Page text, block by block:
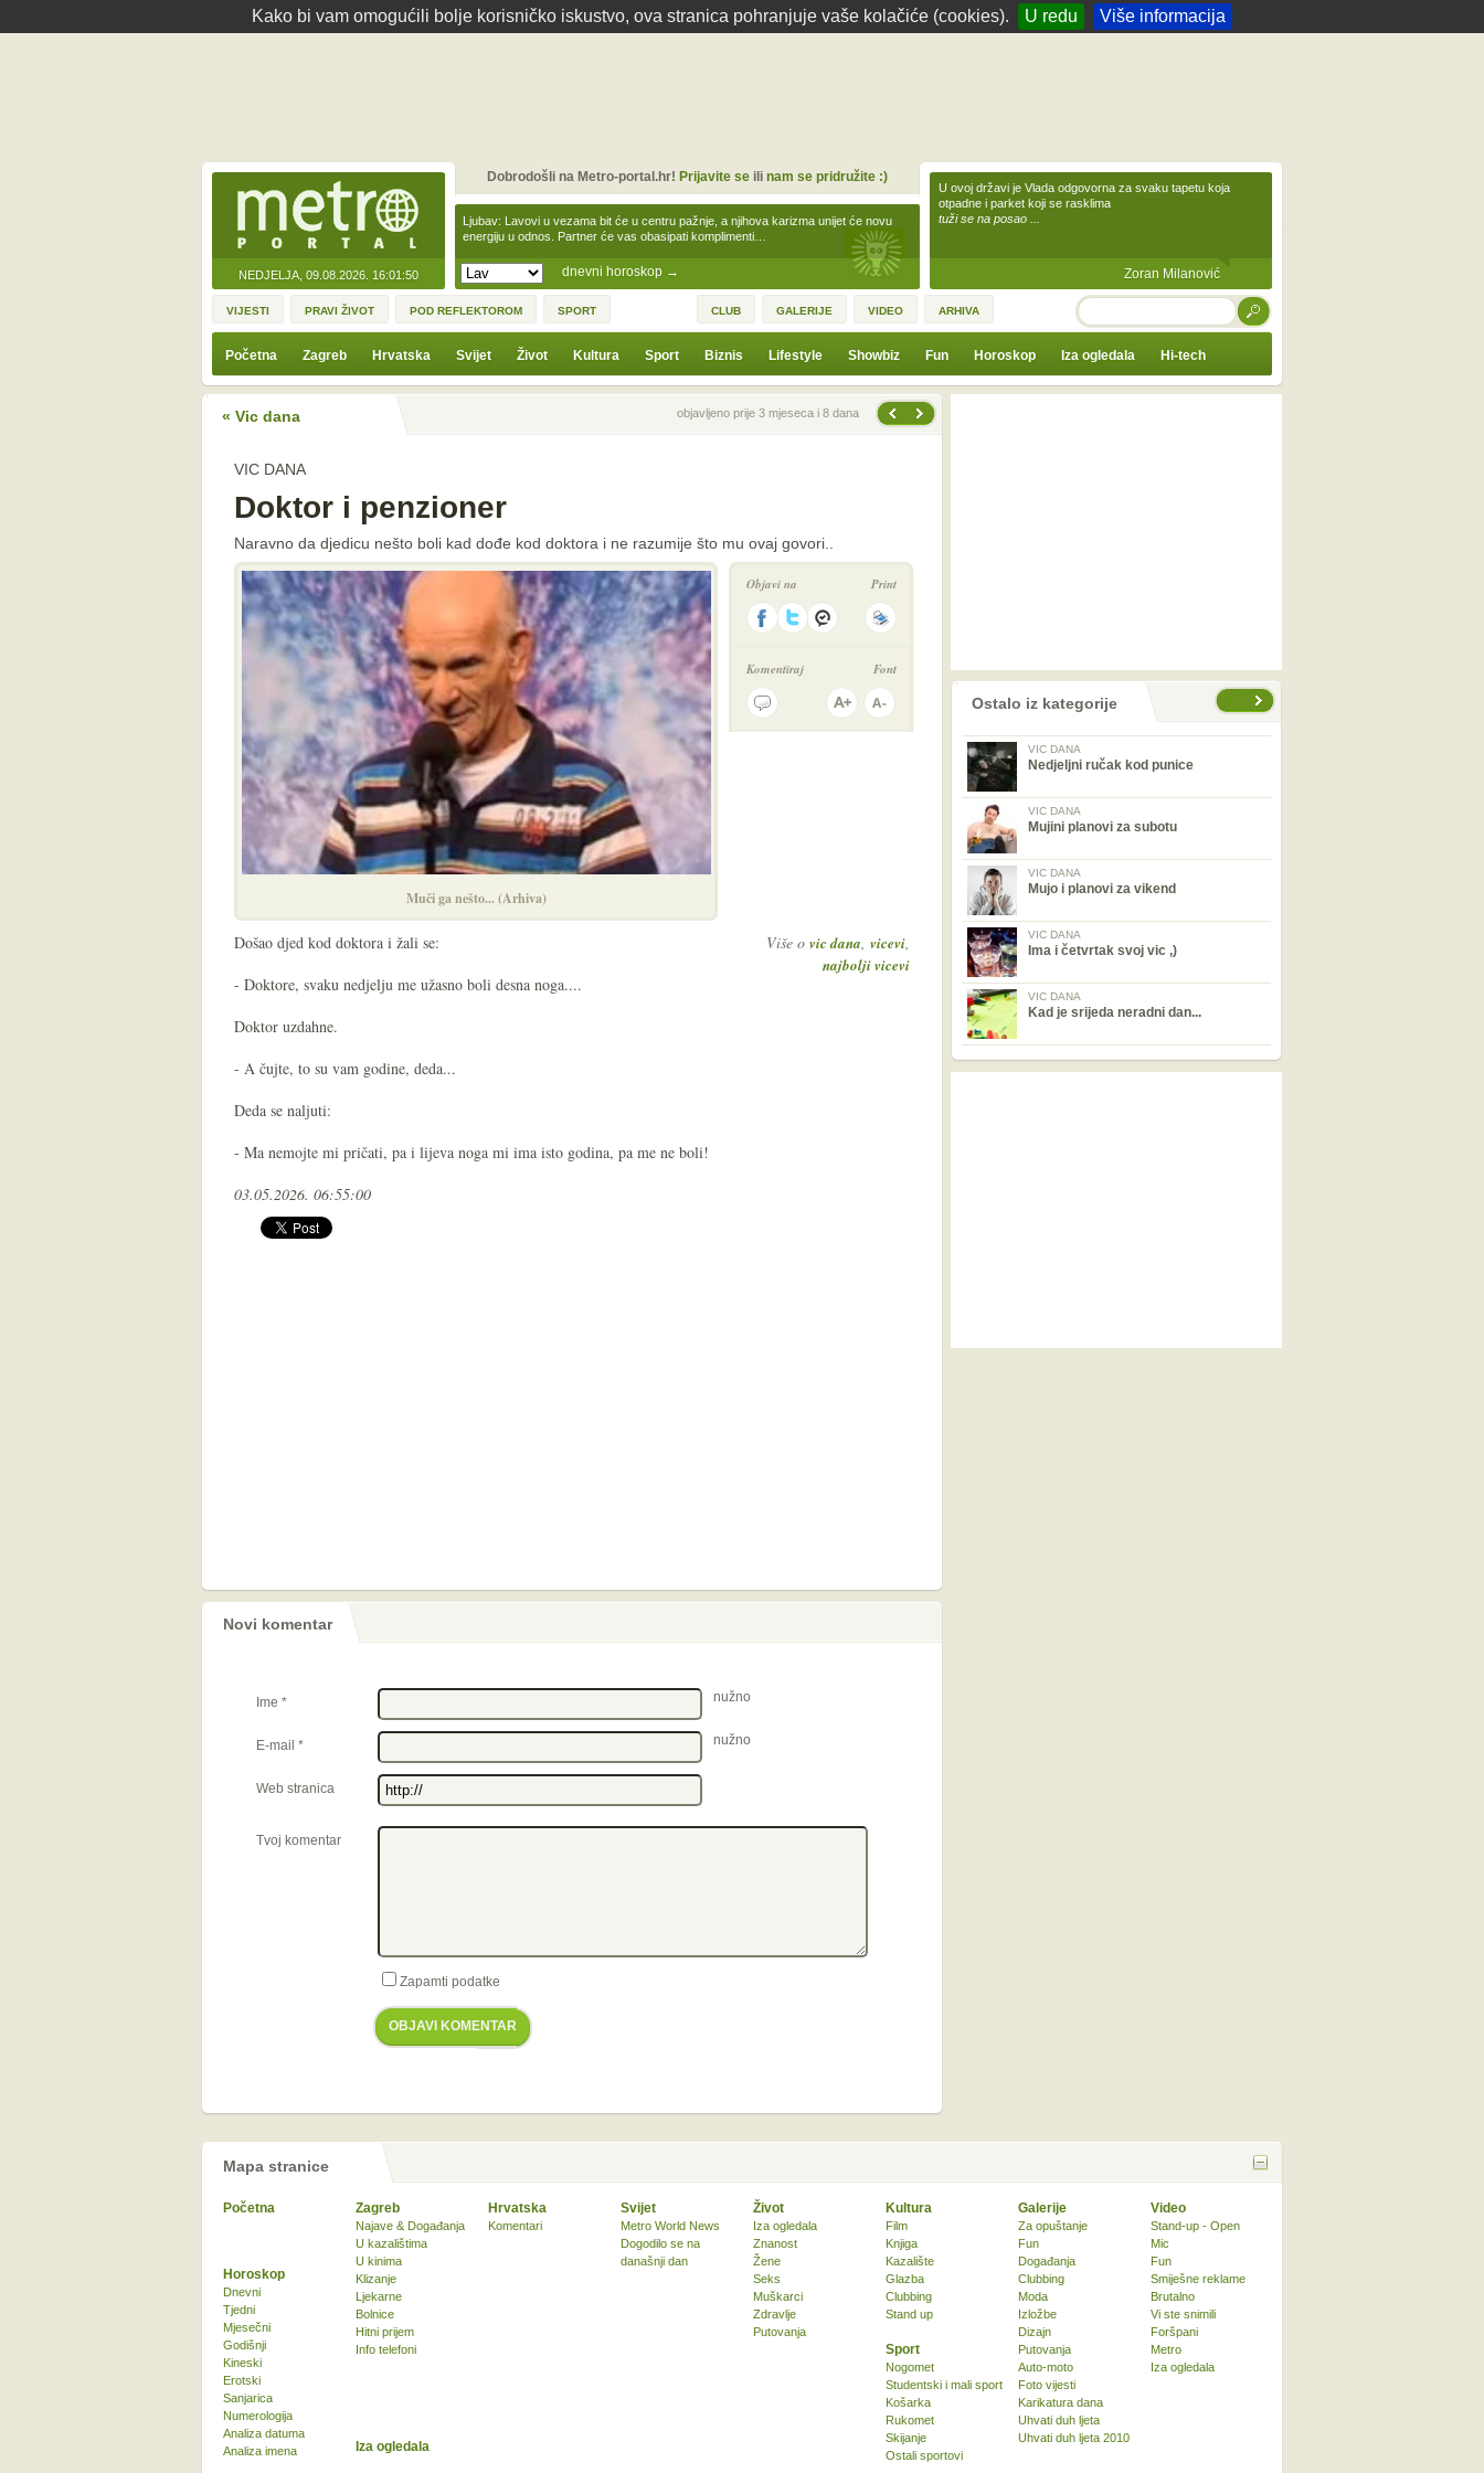
Kako bi vam omogućili bolje korisničko iskustvo, ova stranica pohranjuje vaše kolačiće (cookies). U redu Više informacija
NEDJELJA, 09.08.2026. 16:01:50 dnevni horoskop →
Ljubav: Lavovi u vezama bit će u centru pažnje, a njihova karizma unijet će novu
energiju u odnos. Partner će vas obasipati komplimenti…
Dobrodošli na Metro-portal.hr! Prijavite seili nam se pridružite :)
U ovoj državi je Vlada odgovorna za svaku tapetu koja
otpadne i parket koji se rasklima
tuži se na posao ...
Zoran Milanović
VIJESTI PRAVI ŽIVOT POD REFLEKTOROM SPORT CLUB GALERIJE VIDEO ARHIVA TRAŽI
Početna Zagreb Hrvatska Svijet Život Kultura Sport Biznis Lifestyle Showbiz Fun Horoskop Iza ogledala Hi-tech
« Vic dana Prethodna vijestobjavljeno prije 3 mjeseca i 8 dana
VIC DANA
Doktor i penzioner
Naravno da djedicu nešto boli kad dođe kod doktora i ne razumije što mu ovaj govori..
Muči ga nešto... (Arhiva)
Objavi na Print
Komentiraj Font
Više o vic dana, vicevi,
najbolji vicevi
Došao djed kod doktora i žali se:
- Doktore, svaku nedjelju me užasno boli desna noga....
Doktor uzdahne.
- A čujte, to su vam godine, deda...
Deda se naljuti:
- Ma nemojte mi pričati, pa i lijeva noga mi ima isto godina, pa me ne boli!
03.05.2026. 06:55:00
Novi komentar
Ime * nužno
E-mail * nužno
Web stranica
Tvoj komentar
Zapamti podatke
OBJAVI KOMENTAR
prethodno Ostalo iz kategorije
VIC DANA
Nedjeljni ručak kod punice
VIC DANA
Mujini planovi za subotu
VIC DANA
Mujo i planovi za vikend
VIC DANA
Ima i četvrtak svoj vic ,)
VIC DANA
Kad je srijeda neradni dan...
Mapa stranice
Početna Zagreb
Najave & Događanja
U kazalištima
U kinima
Klizanje
Ljekarne
Bolnice
Hitni prijem
Info telefoni
Hrvatska
Komentari
Svijet
Metro World News
Dogodilo se na
današnji dan
Život
Iza ogledala
Znanost
Žene
Seks
Muškarci
Zdravlje
Putovanja
Kultura
Film
Knjiga
Kazalište
Glazba
Clubbing
Stand up
Sport
Nogomet
Studentski i mali sport
Košarka
Rukomet
Skijanje
Ostali sportovi
Horoskop
Dnevni
Tjedni
Mjesečni
Godišnji
Kineski
Erotski
Sanjarica
Numerologija
Analiza datuma
Analiza imena
Iza ogledala
Galerije
Za opuštanje
Fun
Događanja
Clubbing
Moda
Izložbe
Dizajn
Putovanja
Auto-moto
Foto vijesti
Karikatura dana
Uhvati duh ljeta
Uhvati duh ljeta 2010
Video
Stand-up - Open
Mic
Fun
Smiješne reklame
Brutalno
Vi ste snimili
Foršpani
Metro
Iza ogledala